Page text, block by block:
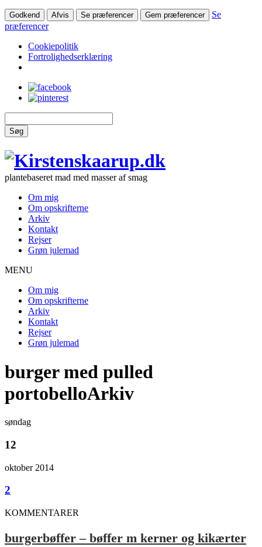
Godkend Afvis Se præferencer Gem præferencer
Se
præferencer
Cookiepolitik
Fortrolighedserklæring
Søg
plantebaseret mad med masser af smag
Om mig
Om opskrifterne
Arkiv
Kontakt
Rejser
Grøn julemad
MENU
Om mig
Om opskrifterne
Arkiv
Kontakt
Rejser
Grøn julemad
burger med pulled
portobelloArkiv
søndag
12
oktober 2014
2
KOMMENTARER
burgerbøffer – bøffer m kerner og kikærter